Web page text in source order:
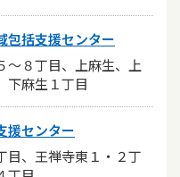
包括支援センター
～８丁目、上麻生、上
下麻生１丁目
援センター
目、王禅寺東１・２丁